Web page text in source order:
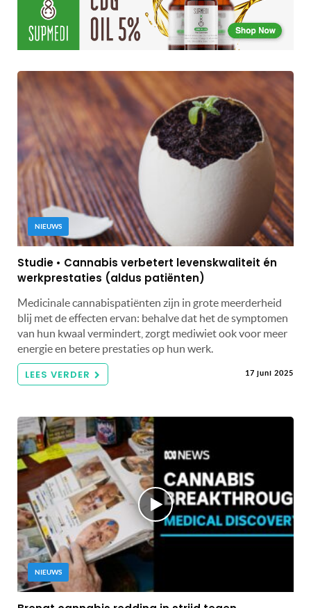
NIEUWS
Studie • Cannabis verbetert levenskwaliteit én
werkprestaties (aldus patiënten)
Medicinale cannabispatiënten zijn in grote meerderheid
blij met de effecten ervan: behalve dat het de symptomen
van hun kwaal vermindert, zorgt mediwiet ook voor meer
energie en betere prestaties op hun werk.
LEES VERDER 17 juni 2025
NIEUWS